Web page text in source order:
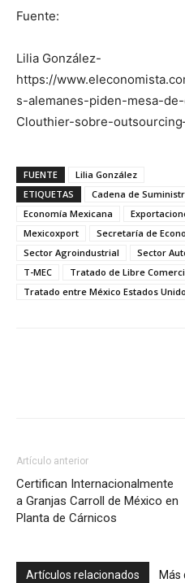
Fuente:
Lilia González-
https://
s-alemanes-piden-mesa-
Clouthier-sobre-
FUENTE
Lilia González
ETIQUETAS
Cadena de
Economía Mexicana
Mexicoxport
Secretaría de
Sector Agroindustrial
Sector
T-MEC
Tratado de Libre
Tratado entre México Estados
Artículo anterior
Certifican Internacionalmente
a Granjas Carroll de México en
Planta de Cárnicos
Artículos relacionados Más